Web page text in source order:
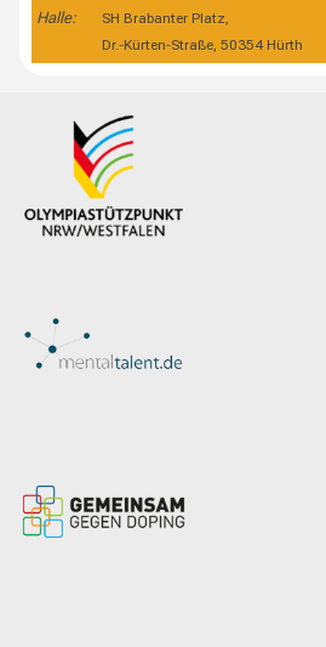
Halle:
SH Brabanter Platz,
Dr.-Kürten-Straße, 50354 Hürth